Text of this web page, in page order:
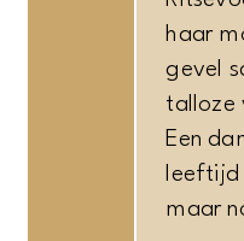
haar
gevel
talloze
Een
leeftijd
maar